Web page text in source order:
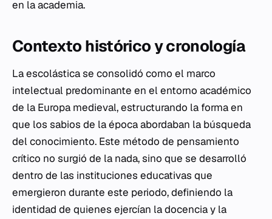
en la academia.
Contexto histórico y cronología
La escolástica se consolidó como el marco
intelectual predominante en el entorno académico
de la Europa medieval, estructurando la forma en
que los sabios de la época abordaban la búsqueda
del conocimiento. Este método de pensamiento
crítico no surgió de la nada, sino que se desarrolló
dentro de las instituciones educativas que
emergieron durante este periodo, definiendo la
identidad de quienes ejercían la docencia y la